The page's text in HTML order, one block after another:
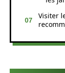
Visiter